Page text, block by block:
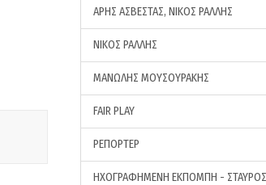
ΑΡΗΣ ΑΣΒΕΣΤΑΣ, ΝΙΚΟΣ ΡΑΛΛΗΣ
ΝΙΚΟΣ ΡΑΛΛΗΣ
ΜΑΝΩΛΗΣ ΜΟΥΣΟΥΡΑΚΗΣ
FAIR PLAY
ΡΕΠΟΡΤΕΡ
ΗΧΟΓΡΑΦΗΜΕΝΗ ΕΚΠΟΜΠΗ - ΣΤΑΥΡΟΣ